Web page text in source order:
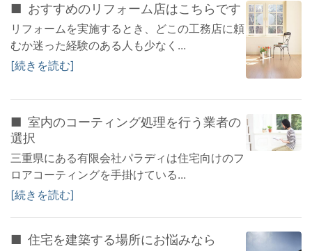
おすすめのリフォーム店はこちらです
リフォームを実施するとき、どこの工務店に頼
むか迷った経験のある人も少なく...
続きを読む
室内のコーティング処理を行う業者の
選択
三重県にある有限会社パラディは住宅向けのフ
ロアコーティングを手掛けている...
続きを読む
住宅を建築する場所にお悩みなら